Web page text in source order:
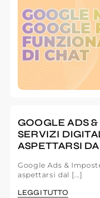
GOOGLE ADS
SERVIZI
ASPETTARSI
Google Ads &
aspettarsi dal [...]
LEGGI TUTTO